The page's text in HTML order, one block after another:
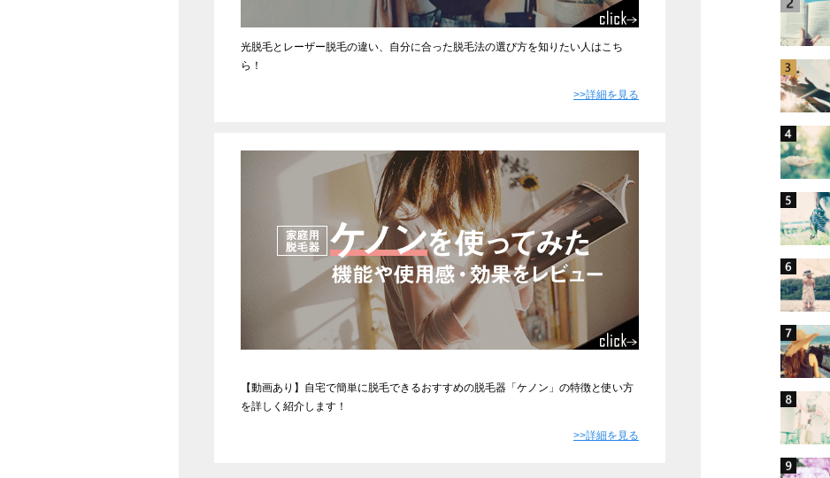
光脱毛とレーザー脱毛の違い、自分に合った脱毛法の選び方を知りたい人はこち
ら！
>>詳細を見る
【動画あり】自宅で簡単に脱毛できるおすすめの脱毛器「ケノン」の特徴と使い方
を詳しく紹介します！
>>詳細を見る